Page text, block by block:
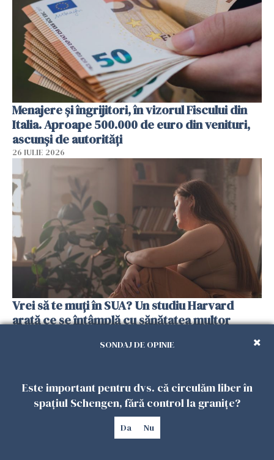
Menajere și îngrijitori, în vizorul Fiscului din
Italia. Aproape 500.000 de euro din venituri,
ascunși de autorități
26 IULIE 2026
Vrei să te muți în SUA? Un studiu Harvard
arată ce se întâmplă cu sănătatea multor
SONDAJ DE OPINIE
Este important pentru dvs. că circulăm liber în
spațiul Schengen, fără control la granițe?
Da Nu